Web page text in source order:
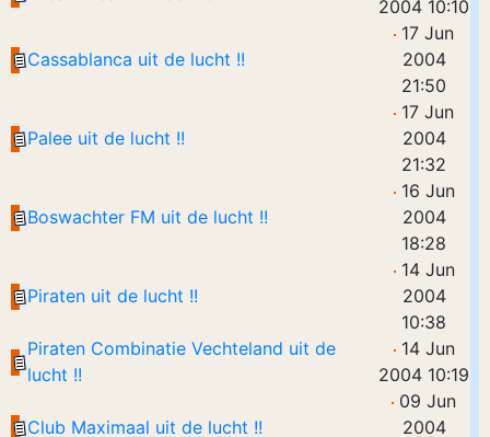
2004 10:10
Cassablanca uit de lucht !!
17 Jun
2004
21:50
Palee uit de lucht !!
17 Jun
2004
21:32
Boswachter FM uit de lucht !!
16 Jun
2004
18:28
Piraten uit de lucht !!
14 Jun
2004
10:38
Piraten Combinatie Vechteland uit de
lucht !!
14 Jun
2004 10:19
Club Maximaal uit de lucht !!
09 Jun
2004